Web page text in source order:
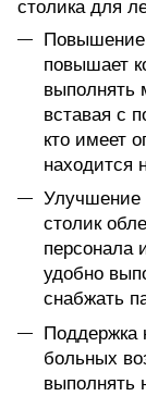
столика для
Повышение
повышает
выполнять
вставая с
кто имеет
находится
Улучшение
столик
персонала
удобно
снабжать
Поддержка
больных
выполнять